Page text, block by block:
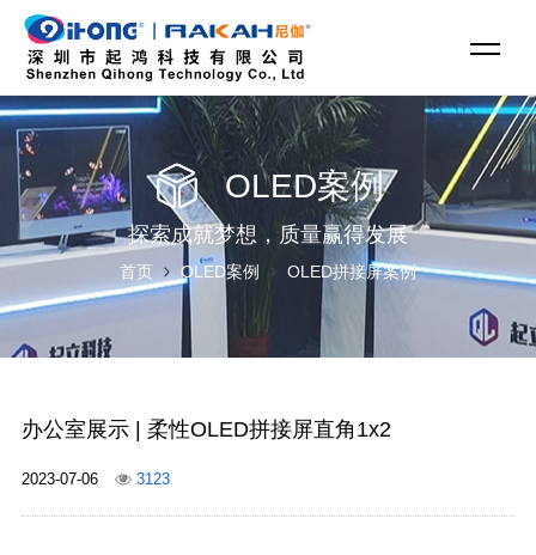
OLED案例
探索成就梦想，质量赢得发展
首页 OLED案例 OLED拼接屏案例
办公室展示 | 柔性OLED拼接屏直角1x2
2023-07-06 3123